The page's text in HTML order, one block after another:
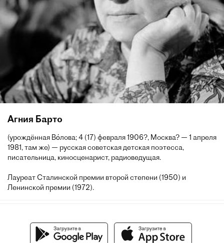
Агния Барто
(урождённая Во́лова; 4 (17) февраля 1906?, Москва? — 1 апреля
1981, там же) — русская советская детская поэтесса,
писательница, киносценарист, радиоведущая.
Лауреат Сталинской премии второй степени (1950) и
Ленинской премии (1972).